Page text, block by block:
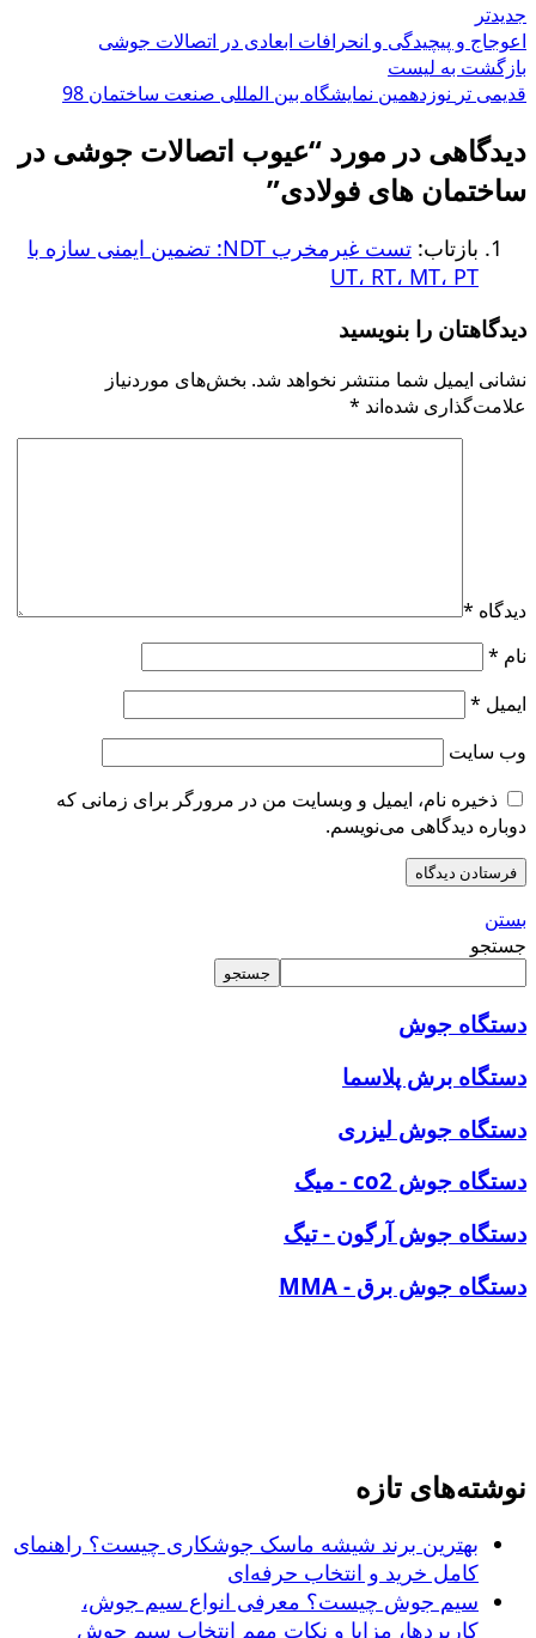
جدیدتر
اعوجاج و پیچیدگی و انحرافات ابعادی در اتصالات جوشی
بازگشت به لیست
قدیمی تر نوزدهمین نمایشگاه بین المللی صنعت ساختمان 98
دیدگاهی در مورد “عیوب اتصالات جوشى در
ساختمان هاى فولادى”
بازتاب:
تست غیرمخرب NDT: تضمین ایمنی سازه با
UT، RT، MT، PT
دیدگاهتان را بنویسید
نشانی ایمیل شما منتشر نخواهد شد. بخش‌های موردنیاز
علامت‌گذاری شده‌اند *
دیدگاه *
نام *
ایمیل *
وب‌ سایت
ذخیره نام، ایمیل و وبسایت من در مرورگر برای زمانی که
دوباره دیدگاهی می‌نویسم.
بستن
جستجو
جستجو
دستگاه جوش
دستگاه برش پلاسما
دستگاه جوش لیزری
دستگاه جوش co2 - میگ
دستگاه جوش آرگون - تیگ
دستگاه جوش برق - MMA
نوشته‌های تازه
بهترین برند شیشه ماسک جوشکاری چیست؟ راهنمای
کامل خرید و انتخاب حرفه‌ای
سیم جوش چیست؟ معرفی انواع سیم جوش،
کاربردها، مزایا و نکات مهم انتخاب سیم جوش